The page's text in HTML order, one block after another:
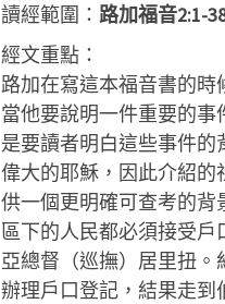
讀經範圍： 路加福音2:1-
經文重點：
路加在寫這本福音書的
當他要說明一件重要的
是要讀者明白這些事件
偉大的耶穌，因此介紹
供一個更明確可查考的
區下的人民都必須接受戶
亞總督（巡撫）居里扭
辦理戶口登記，結果走到